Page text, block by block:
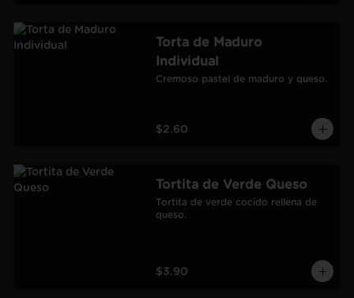
Torta de Maduro
Individual
Cremoso pastel de maduro y queso.
$2.60
Tortita de Verde Queso
Tortita de verde cocido rellena de
queso.
$3.90